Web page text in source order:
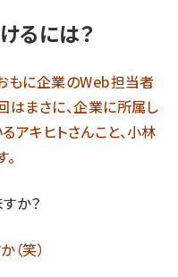
るには？
もに企業のWeb担当者
はまさに、企業に所属し
アキヒトさんこと、小林
か？
笑）